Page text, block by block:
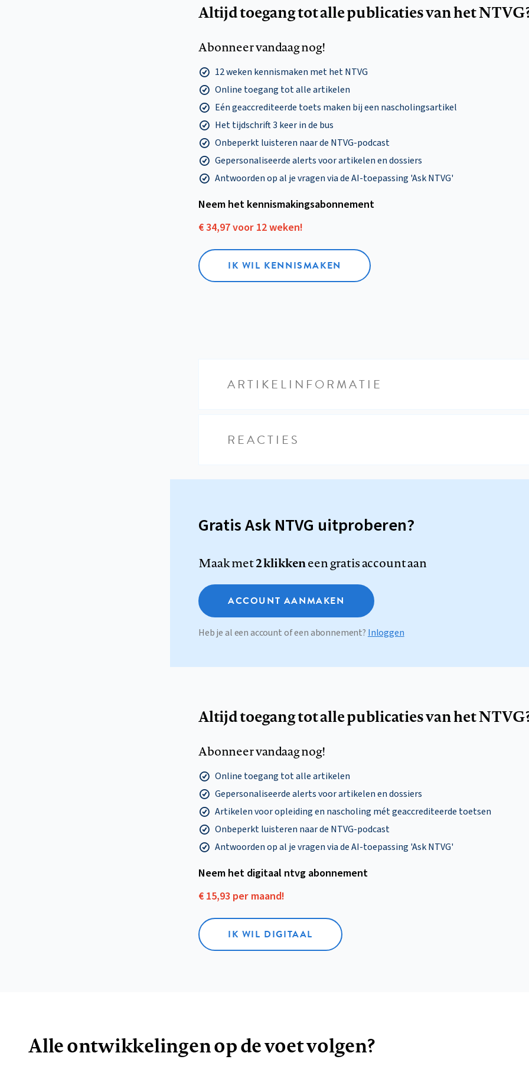
Altijd toegang tot alle publicaties van het
Abonneer vandaag nog!
12 weken kennismaken met het NTVG
Online toegang tot alle artikelen
Eén geaccrediteerde toets maken bij een nascholingsartikel
Het tijdschrift 3 keer in de bus
Onbeperkt luisteren naar de NTVG-podcast
Gepersonaliseerde alerts voor artikelen en dossiers
Antwoorden op al je vragen via de AI-toepassing 'Ask NTVG'
Neem het kennismakings­abonnement
€ 34,97 voor 12 weken!
IK WIL KENNISMAKEN
ARTIKELINFORMATIE
REACTIES
Gratis Ask NTVG uitproberen?
Maak met2 klikkeneen gratis account aan
ACCOUNT AANMAKEN
Heb je al een account of een abonnement? Inloggen
Altijd toegang tot alle publicaties van het
Abonneer vandaag nog!
Online toegang tot alle artikelen
Gepersonaliseerde alerts voor artikelen en dossiers
Artikelen voor opleiding en nascholing mét geaccrediteerde toetsen
Onbeperkt luisteren naar de NTVG-podcast
Antwoorden op al je vragen via de AI-toepassing 'Ask NTVG'
Neem het digitaal ntvg abonnement
€ 15,93 per maand!
IK WIL DIGITAAL
Alle ontwikkelingen op de voet volgen?